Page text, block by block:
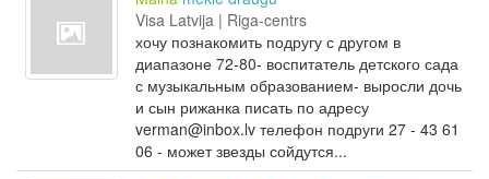
Visa Latvija | Riga-centrs
хочу познакомить подругу с другом в
диапазоне 72-80- воспитатель детского сада
с музыкальным образованием- выросли дочь
и сын рижанка писать по адресу
verman@inbox.lv телефон подруги 27 - 43 61
06 - может звезды сойдутся...